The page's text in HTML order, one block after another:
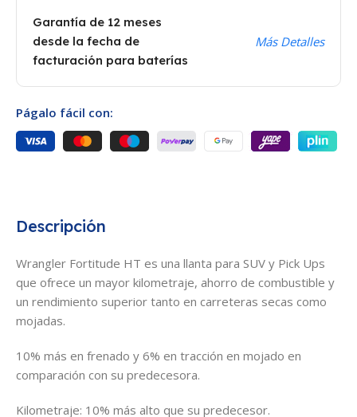
Descripción
Wrangler Fortitude HT es una llanta para SUV y Pick Ups
que ofrece un mayor kilometraje, ahorro de combustible y
un rendimiento superior tanto en carreteras secas como
mojadas.
10% más en frenado y 6% en tracción en mojado en
comparación con su predecesora.
Kilometraje: 10% más alto que su predecesor.
Garantía de 12 meses
desde la fecha de
facturación para baterías
Más Detalles
Págalo fácil con: